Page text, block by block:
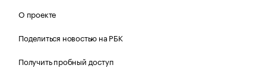
О проекте
Поделиться новостью на РБК
Получить пробный доступ